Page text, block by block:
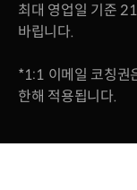
최대 영업일 기준
바립니다.
*1:1 이메일 코칭권
한해 적용됩니다.